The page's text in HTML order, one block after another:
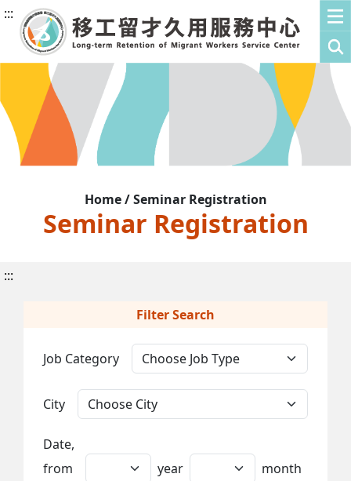
:::
Home / Seminar Registration
Seminar Registration
:::
Filter Search
Job Category
City
Date,
from
year
month